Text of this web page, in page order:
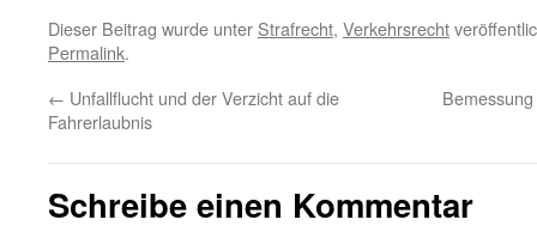
Dieser Beitrag wurde unter Strafrecht, Verkehrsrecht
Permalink.
← Unfallflucht und der Verzicht auf die
Fahrerlaubnis
Schreibe einen Kommentar